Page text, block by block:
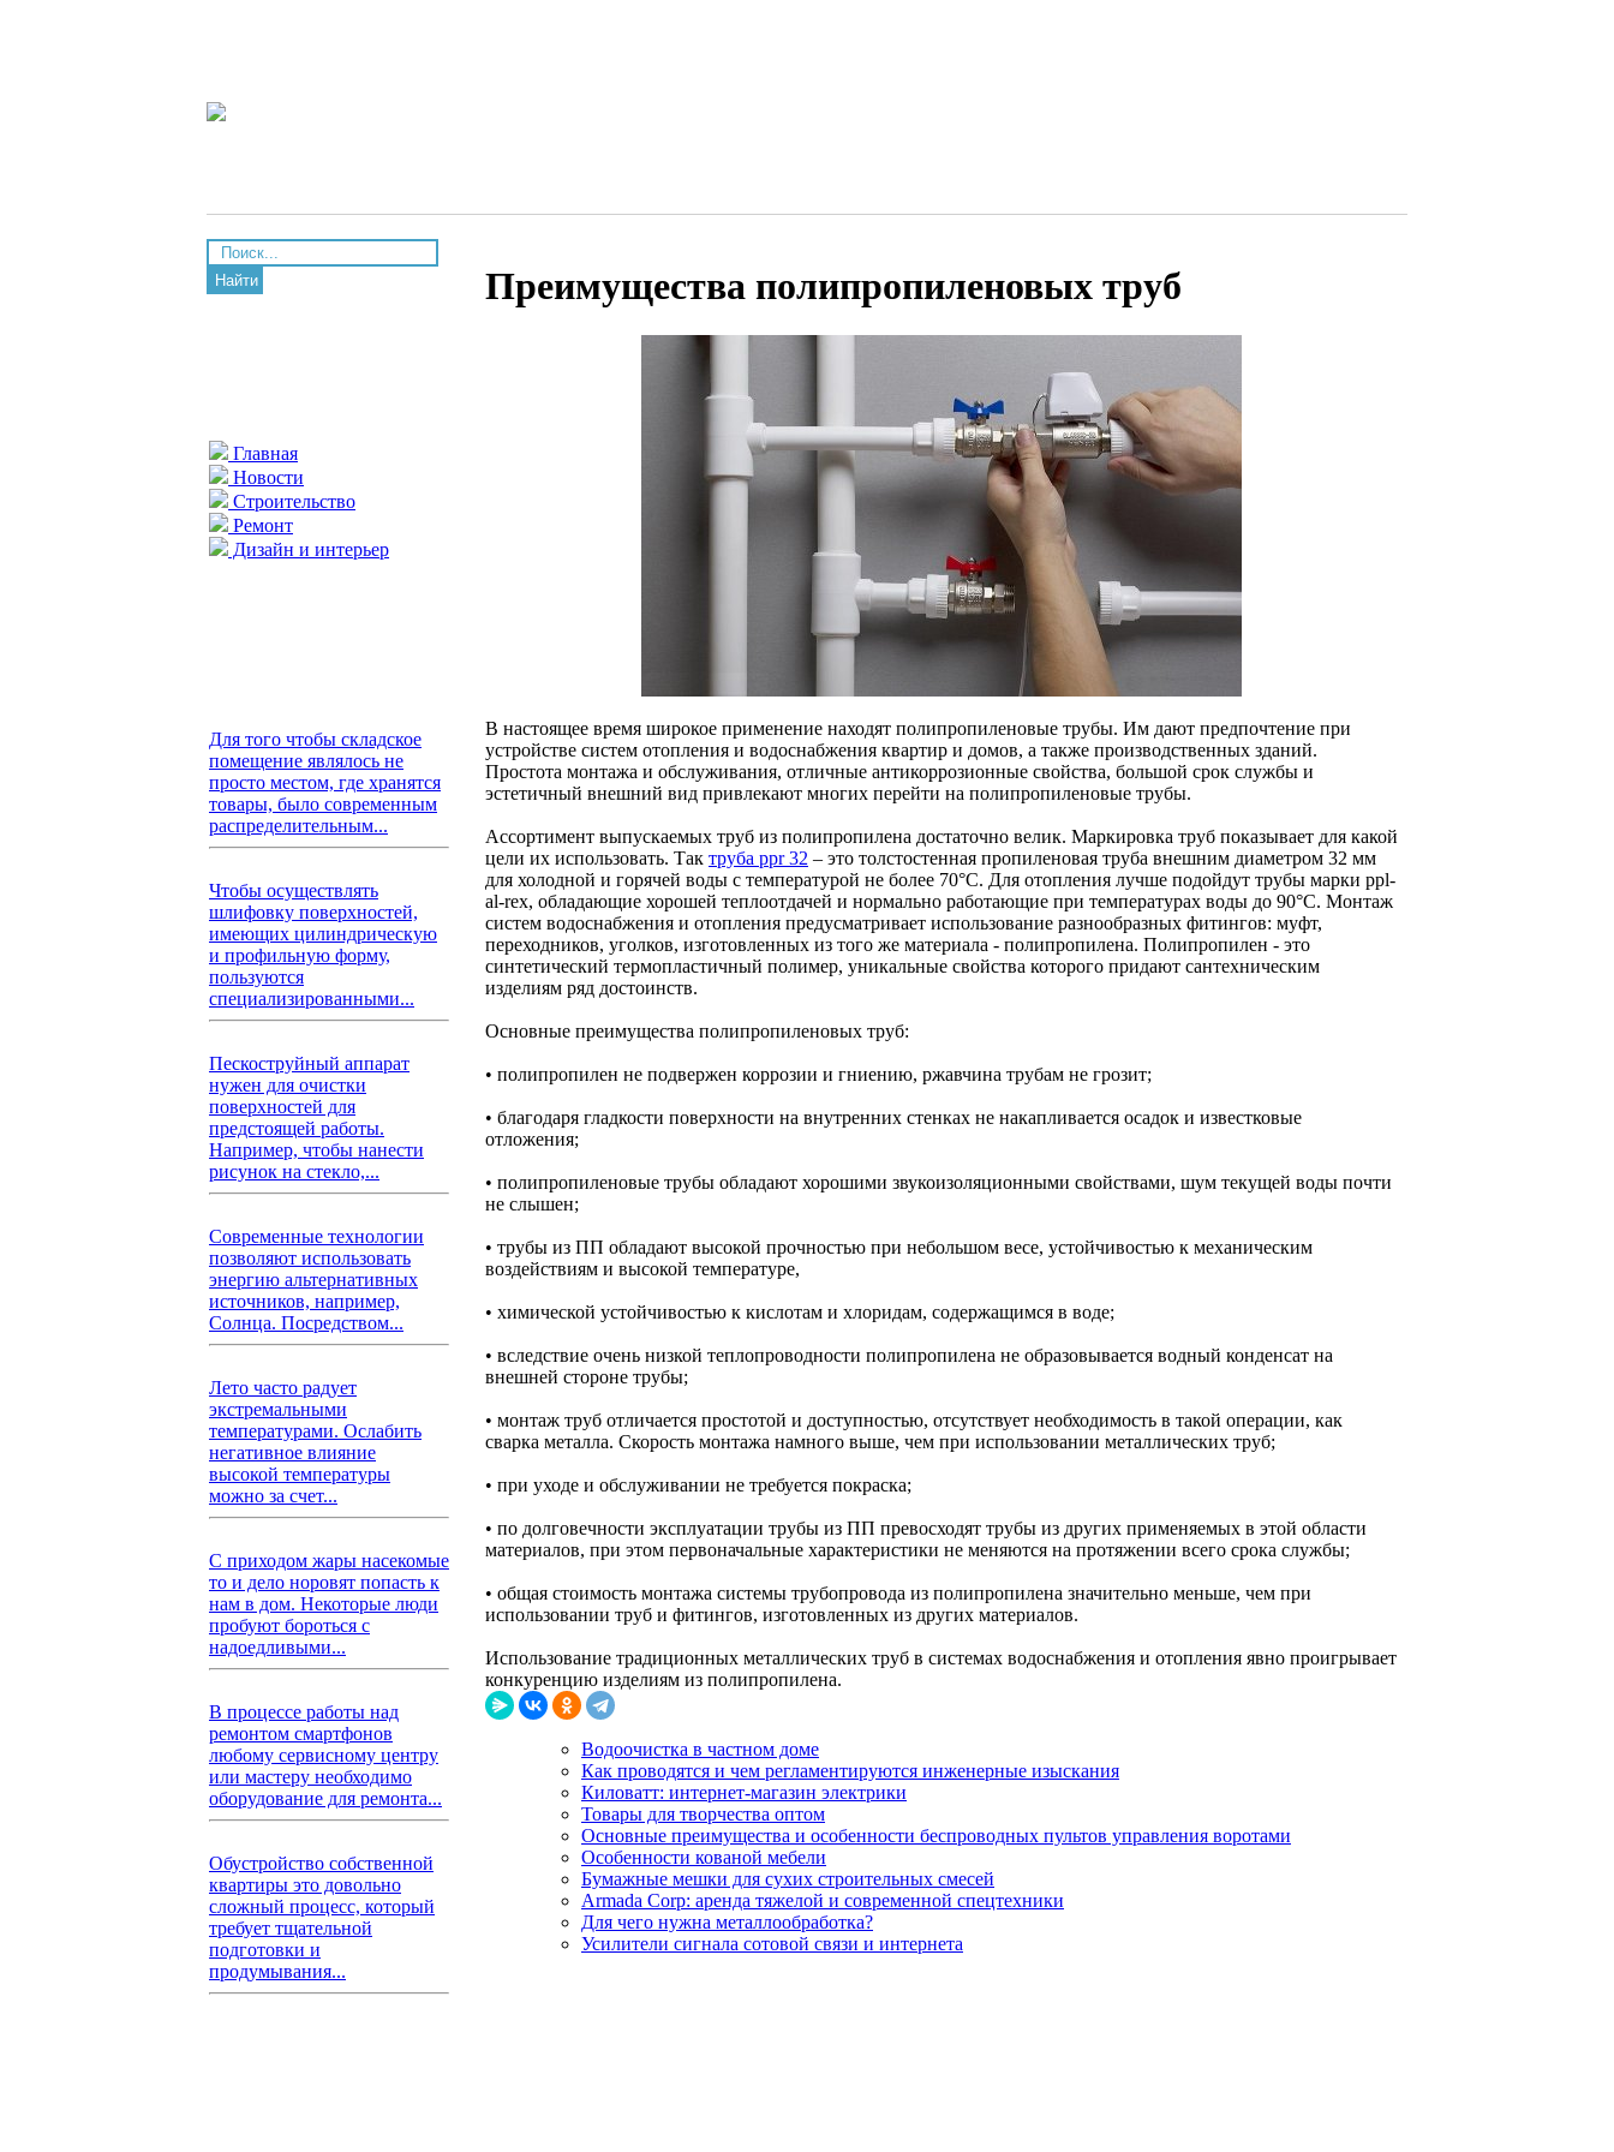
Найти
Главная
Новости
Строительство
Ремонт
Дизайн и интерьер
Для того чтобы складское
помещение являлось не
просто местом, где хранятся
товары, было современным
распределительным...
Чтобы осуществлять
шлифовку поверхностей,
имеющих цилиндрическую
и профильную форму,
пользуются
специализированными...
Пескоструйный аппарат
нужен для очистки
поверхностей для
предстоящей работы.
Например, чтобы нанести
рисунок на стекло,...
Современные технологии
позволяют использовать
энергию альтернативных
источников, например,
Солнца. Посредством...
Лето часто радует
экстремальными
температурами. Ослабить
негативное влияние
высокой температуры
можно за счет...
С приходом жары насекомые
то и дело норовят попасть к
нам в дом. Некоторые люди
пробуют бороться с
надоедливыми...
В процессе работы над
ремонтом смартфонов
любому сервисному центру
или мастеру необходимо
оборудование для ремонта...
Обустройство собственной
квартиры это довольно
сложный процесс, который
требует тщательной
подготовки и
продумывания...
Преимущества полипропиленовых труб
В настоящее время широкое применение находят полипропиленовые трубы. Им дают предпочтение при
устройстве систем отопления и водоснабжения квартир и домов, а также производственных зданий.
Простота монтажа и обслуживания, отличные антикоррозионные свойства, большой срок службы и
эстетичный внешний вид привлекают многих перейти на полипропиленовые трубы.
Ассортимент выпускаемых труб из полипропилена достаточно велик. Маркировка труб показывает для какой
цели их использовать. Так труба ppr 32 – это толстостенная пропиленовая труба внешним диаметром 32 мм
для холодной и горячей воды с температурой не более 70°С. Для отопления лучше подойдут трубы марки ppl-
al-rex, обладающие хорошей теплоотдачей и нормально работающие при температурах воды до 90°C. Монтаж
систем водоснабжения и отопления предусматривает использование разнообразных фитингов: муфт,
переходников, уголков, изготовленных из того же материала - полипропилена. Полипропилен - это
синтетический термопластичный полимер, уникальные свойства которого придают сантехническим
изделиям ряд достоинств.
Основные преимущества полипропиленовых труб:
• полипропилен не подвержен коррозии и гниению, ржавчина трубам не грозит;
• благодаря гладкости поверхности на внутренних стенках не накапливается осадок и известковые
отложения;
• полипропиленовые трубы обладают хорошими звукоизоляционными свойствами, шум текущей воды почти
не слышен;
• трубы из ПП обладают высокой прочностью при небольшом весе, устойчивостью к механическим
воздействиям и высокой температуре,
• химической устойчивостью к кислотам и хлоридам, содержащимся в воде;
• вследствие очень низкой теплопроводности полипропилена не образовывается водный конденсат на
внешней стороне трубы;
• монтаж труб отличается простотой и доступностью, отсутствует необходимость в такой операции, как
сварка металла. Скорость монтажа намного выше, чем при использовании металлических труб;
• при уходе и обслуживании не требуется покраска;
• по долговечности эксплуатации трубы из ПП превосходят трубы из других применяемых в этой области
материалов, при этом первоначальные характеристики не меняются на протяжении всего срока службы;
• общая стоимость монтажа системы трубопровода из полипропилена значительно меньше, чем при
использовании труб и фитингов, изготовленных из других материалов.
Использование традиционных металлических труб в системах водоснабжения и отопления явно проигрывает
конкуренцию изделиям из полипропилена.
Водоочистка в частном доме
Как проводятся и чем регламентируются инженерные изыскания
Киловатт: интернет-магазин электрики
Товары для творчества оптом
Основные преимущества и особенности беспроводных пультов управления воротами
Особенности кованой мебели
Бумажные мешки для сухих строительных смесей
Armada Corp: аренда тяжелой и современной спецтехники
Для чего нужна металлообработка?
Усилители сигнала сотовой связи и интернета